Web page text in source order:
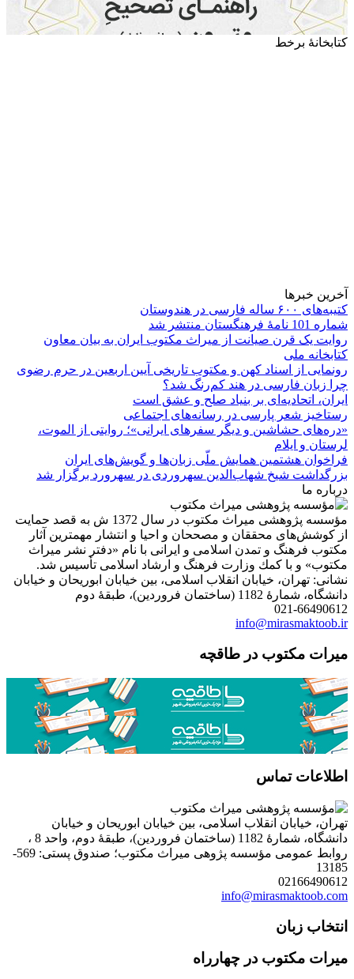
کتابخانۀ برخط
آخرین خبرها
کتیبه‌های ۶۰۰ ساله فارسی در هندوستان
شماره 101 نامۀ فرهنگستان منتشر شد
روایت یک قرن صیانت از میراث مکتوب ایران به بیان معاون
کتابخانه ملی
رونمایی از اسناد کهن و مکتوب تاریخی آیین اربعین در حرم رضوی
چرا زبان فارسی در هند کم‌رنگ شد؟
ایران، اتحادیه‌ای بر بنیاد صلح و عشق است
رستاخیز شعر پارسی در رسانه‌های اجتماعی
«دره‌های حشاشین و دیگر سفرهای ایرانی»؛ روایتی از الموت،
لرستان و ایلام
فراخوان هشتمین همایش ملّی زبان‌ها و گویش‌های ایران
بزرگداشت شیخ شهاب‌الدین سهروردی در سهرورد برگزار شد
درباره ما
مؤسسه پژوهشی میراث مكتوب در سال 1372 ش به قصد حمایت
از كوشش‌های محققان و مصححان و احیا و انتشار مهمترین آثار
مكتوب فرهنگ و تمدن اسلامی و ایرانی با نام «دفتر نشر میراث
مكتوب» و با كمك وزارت فرهنگ و ارشاد اسلامی تأسیس شد.
نشانی: تهران، خیابان انقلاب اسلامی، بین خیابان ابوریحان و خیابان
دانشگاه، شمارۀ 1182 (ساختمان فروردین)، طبقۀ دوم
021-66490612
info@mirasmaktoob.ir
میرات مکتوب در طاقچه
اطلاعات تماس
تهران، خیابان انقلاب اسلامی، بین خیابان ابوریحان و خیابان
دانشگاه، شمارۀ 1182 (ساختمان فروردین)، طبقۀ دوم، واحد 8 ،
روابط عمومی مؤسسه پژوهی میراث مکتوب؛ صندوق پستی: 569-
13185
02166490612
info@mirasmaktoob.com
انتخاب زبان
میرات مکتوب در چهارراه